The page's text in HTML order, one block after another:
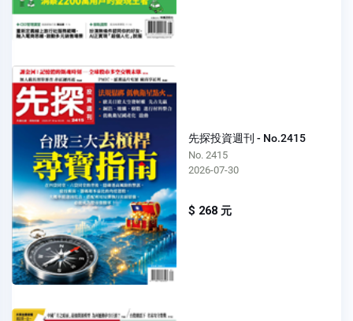
先探投資週刊 - No.2415
No. 2415
2026-07-30
$ 268 元